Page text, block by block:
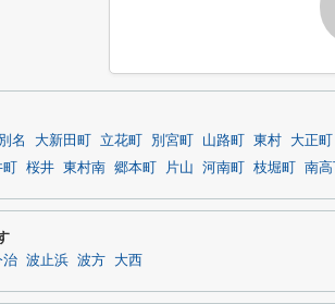
別名 大新田町 立花町 別宮町 山路町 東村 大正町
桜井 東村南 郷本町 片山 河南町 枝堀町 南高
治 波止浜 波方 大西